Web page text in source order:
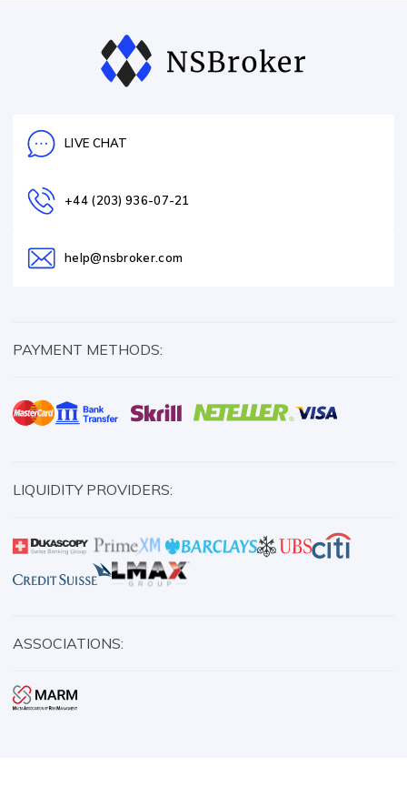
LIVE CHAT
+44 (203) 936-07-21
help@nsbroker.com
PAYMENT METHODS:
LIQUIDITY PROVIDERS:
ASSOCIATIONS: